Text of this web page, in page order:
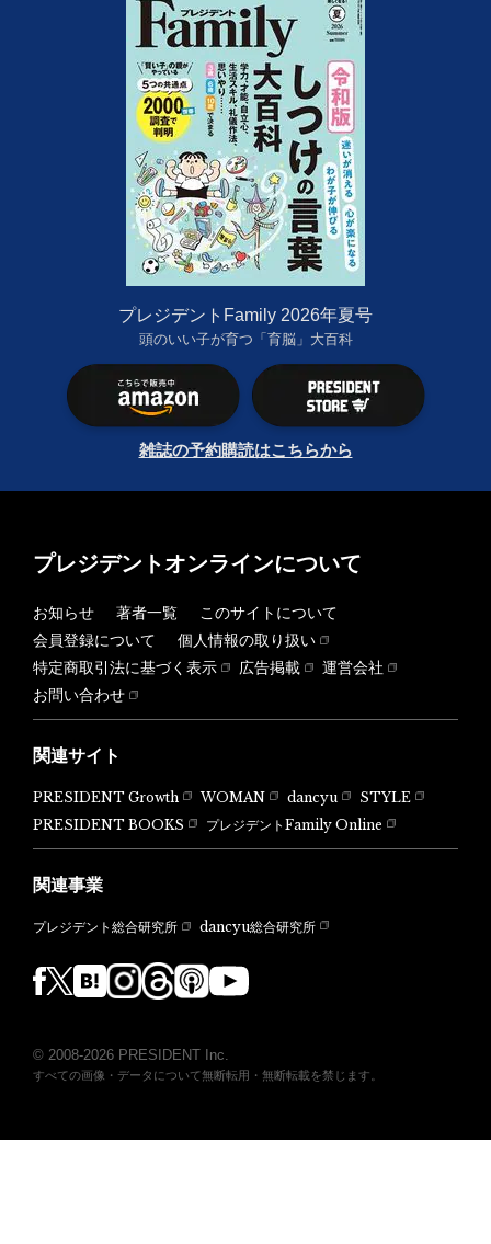
プレジデントFamily 2026年夏号
頭のいい子が育つ「育脳」大百科
雑誌の予約購読はこちらから
プレジデントオンラインについて
お知らせ 著者一覧
このサイトについて
会員登録について
個人情報の取り扱い
特定商取引法に基づく表示
広告掲載
運営会社
お問い合わせ
関連サイト
PRESIDENT Growth WOMAN dancyu
STYLE
PRESIDENT BOOKS
プレジデントFamily Online
関連事業
プレジデント総合研究所 dancyu総合研究所
© 2008-2026 PRESIDENT Inc.
すべての画像・データについて無断転用・無断転載を禁じます。